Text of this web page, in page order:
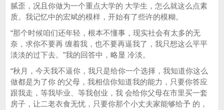
腻歪，况且你做为一个重点大学的 大学生，怎么就这么点素
质。我记忆中的宏斌的模样，开始有了些许的模糊。
“那个时候咱们还年轻，根本不懂事，现实社会有太多的无
奈，求你不要再 缠着我，也不要再逼我了，我只想这么平平
淡淡的过下去。”我的回答中，略显 冷淡。
“秋月，今天我不逼你，我只是给你一个选择，我知道你这么
做都是为了你 的父母，我相信你知道我的能力，只要你答应
跟我走，等我毕业、等我创业，我 会给你父母在市里买一套
房子，让二老衣食无忧，只要你那个小丈夫家能够给予 的，